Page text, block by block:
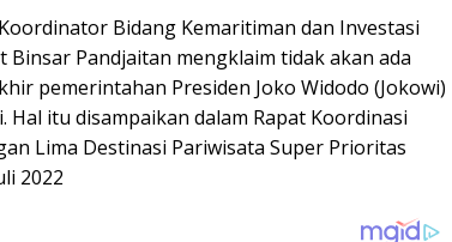
Bidang Kemaritiman dan Investasi
Binsar Pandjaitan mengklaim tidak akan ada
pemerintahan Presiden Joko Widodo (Jokowi)
Hal itu disampaikan dalam Rapat Koordinasi
Lima Destinasi Pariwisata Super Prioritas
2022